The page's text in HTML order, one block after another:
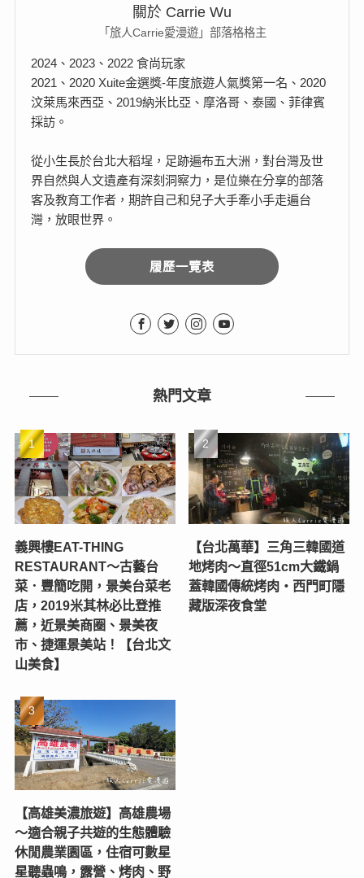
關於 Carrie Wu
「旅人Carrie愛漫遊」部落格格主
2024、2023、2022 食尚玩家
2021、2020 Xuite金選獎-年度旅遊人氣獎第一名、2020
汶萊馬來西亞、2019納米比亞、摩洛哥、泰國、菲律賓
採訪。
從小生長於台北大稻埕，足跡遍布五大洲，對台灣及世
界自然與人文遺產有深刻洞察力，是位樂在分享的部落
客及教育工作者，期許自己和兒子大手牽小手走遍台
灣，放眼世界。
履歷一覽表
熱門文章
義興樓EAT-THING
RESTAURANT〜古藝台
菜．豐簡吃開，景美台菜老
店，2019米其林必比登推
薦，近景美商圈、景美夜
市、捷運景美站！【台北文
山美食】
【台北萬華】三角三韓國道
地烤肉～直徑51cm大鐵鍋
蓋韓國傳統烤肉‧西門町隱
藏版深夜食堂
【高雄美濃旅遊】高雄農場
〜適合親子共遊的生態體驗
休閒農業園區，住宿可數星
星聽蟲鳴，露營、烤肉、野